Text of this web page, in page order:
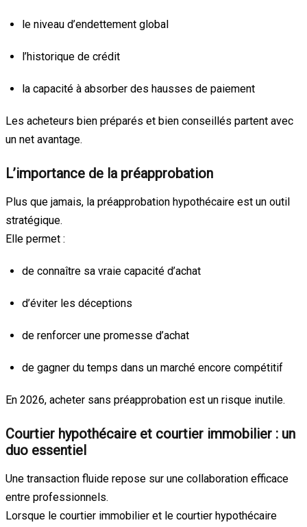
le niveau d’endettement global
l’historique de crédit
la capacité à absorber des hausses de paiement
Les acheteurs bien préparés et bien conseillés partent avec
un net avantage.
L’importance de la préapprobation
Plus que jamais, la préapprobation hypothécaire est un outil
stratégique.
Elle permet :
de connaître sa vraie capacité d’achat
d’éviter les déceptions
de renforcer une promesse d’achat
de gagner du temps dans un marché encore compétitif
En 2026, acheter sans préapprobation est un risque inutile.
Courtier hypothécaire et courtier immobilier : un
duo essentiel
Une transaction fluide repose sur une collaboration efficace
entre professionnels.
Lorsque le courtier immobilier et le courtier hypothécaire